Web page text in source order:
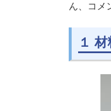
ん、コメ
１